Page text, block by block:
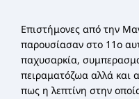
Επιστήμονες από την
παρουσίασαν στο 11ο
παχυσαρκία,
πειραματόζωα αλλά και
πως η λεπτίνη στην